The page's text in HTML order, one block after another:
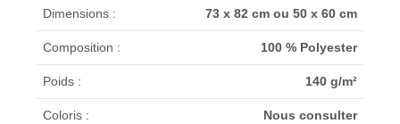
Dimensions : 73 x 82 cm ou 50 x 60 cm
Composition : 100 % Polyester
Poids : 140 g/m²
Coloris : Nous consulter